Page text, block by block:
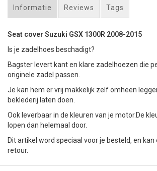
Informatie Reviews Tags
Seat cover Suzuki GSX 1300R 2008-2015
Is je zadelhoes beschadigt?
Bagster levert kant en klare zadelhoezen die
originele zadel passen.
Je kan hem er vrij makkelijk zelf omheen
beklederij laten doen.
Ook leverbaar in de kleuren van je motor.De
lopen dan helemaal door.
Dit artikel word speciaal voor je besteld, en
retour.